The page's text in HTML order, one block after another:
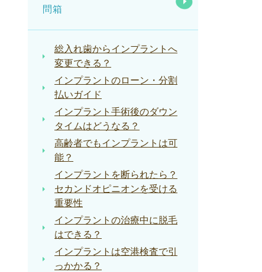
問箱
総入れ歯からインプラントへ
変更できる？
インプラントのローン・分割
払いガイド
インプラント手術後のダウン
タイムはどうなる？
高齢者でもインプラントは可
能？
インプラントを断られたら？
セカンドオピニオンを受ける
重要性
インプラントの治療中に脱毛
はできる？
インプラントは空港検査で引
っかかる？